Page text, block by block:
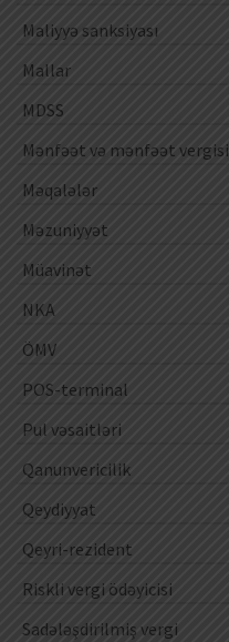
Maliyyə sanksiyası
Mallar
MDSS
Mənfəət və mənfəət vergisi
Məqalələr
Məzuniyyət
Müavinət
NKA
ÖMV
POS-terminal
Pul vəsaitləri
Qanunvericilik
Qeydiyyat
Qeyri-rezident
Riskli vergi ödəyicisi
Sadələşdirilmiş vergi